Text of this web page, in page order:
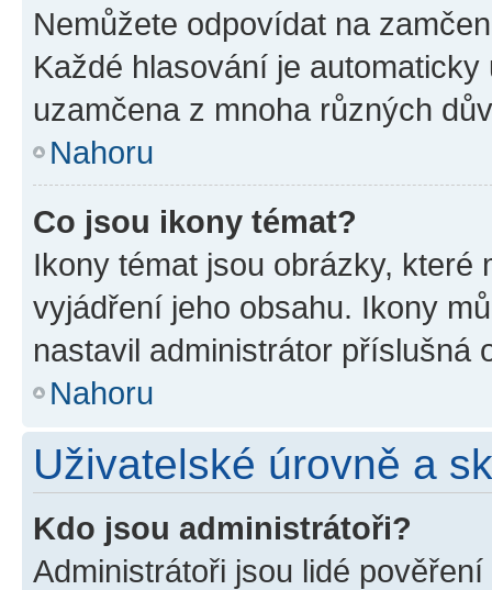
Nemůžete odpovídat na
Každé hlasování je
uzamčena z mnoha různých
Nahoru
Co jsou ikony témat?
Ikony témat jsou obrázky,
vyjádření jeho obsahu. Ikony
nastavil administrátor příslušná
Nahoru
Uživatelské úrovně a
Kdo jsou administrátoři?
Administrátoři jsou lidé